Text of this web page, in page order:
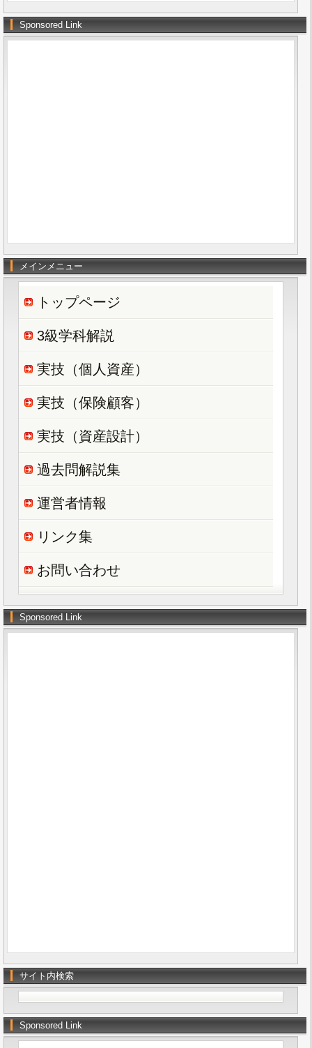
Sponsored Link
メインメニュー
トップページ
3級学科解説
実技（個人資産）
実技（保険顧客）
実技（資産設計）
過去問解説集
運営者情報
リンク集
お問い合わせ
Sponsored Link
サイト内検索
Sponsored Link